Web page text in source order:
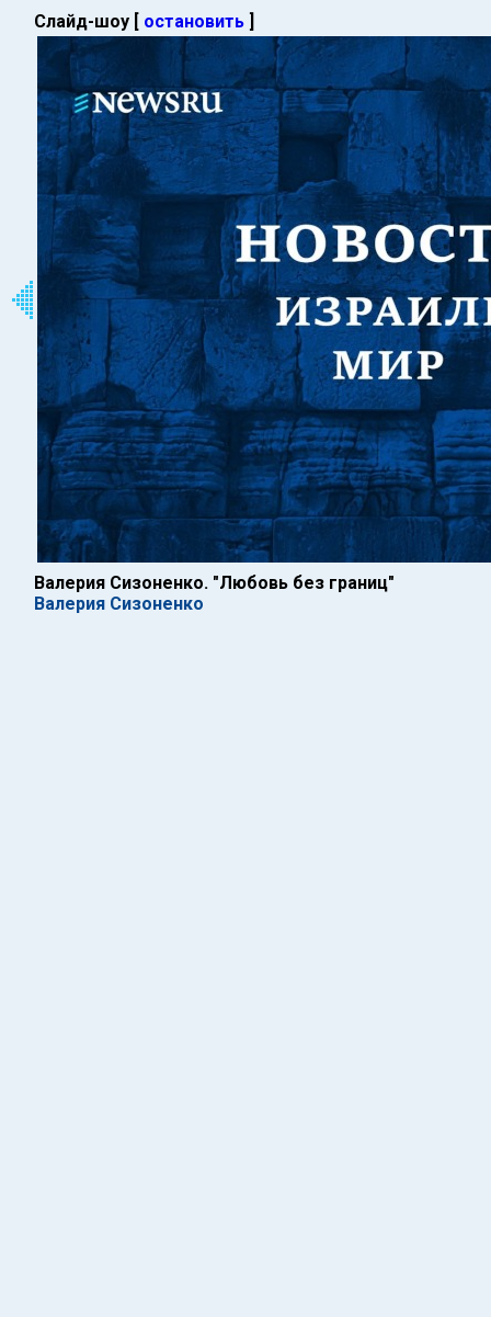
Слайд-шоу [ остановить ]
Валерия Сизоненко. "Любовь без границ"
Валерия Сизоненко